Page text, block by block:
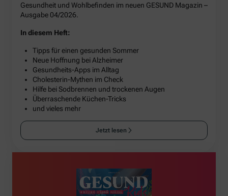
Gesundheit und Wohlbefinden im neuen GESUND Magazin –
Ausgabe 04/2026.
In diesem Heft:
Tipps für einen gesunden Sommer
Neue Hoffnung bei Alzheimer
Gesundheits-Apps im Alltag
Cholesterin-Mythen im Check
Hilfe bei Sodbrennen und trockenen Augen
Überraschende Küchen-Tricks
und vieles mehr
Jetzt lesen